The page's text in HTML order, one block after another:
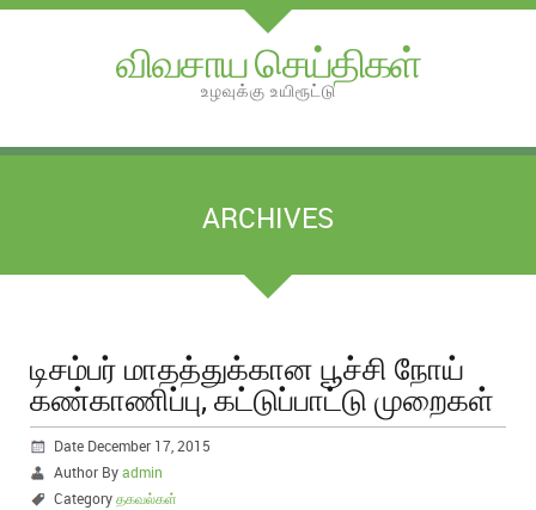
விவசாய செய்திகள்
உழவுக்கு உயிரூட்டு
ARCHIVES
டிசம்பர் மாதத்துக்கான பூச்சி நோய்
கண்காணிப்பு, கட்டுப்பாட்டு முறைகள்
Date December 17, 2015
Author Byadmin
Categoryதகவல்கள்